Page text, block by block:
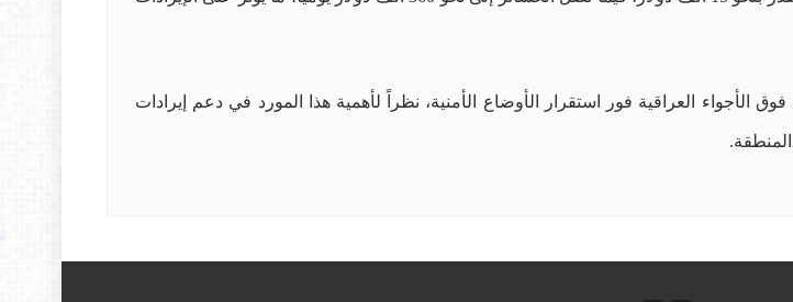
الأجواء العراقية فور استقرار الأوضاع الأمنية، نظراً لأهمية هذا المورد في دعم إيرادات